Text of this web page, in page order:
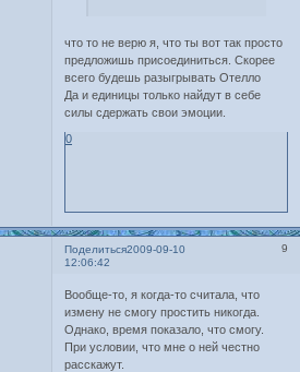
что то не верю я, что ты вот так просто
предложишь присоединиться. Скорее
всего будешь разыгрывать Отелло
Да и единицы только найдут в себе
силы сдержать свои эмоции.
0
Поделиться 9
2009-09-10
12:06:42
Вообще-то, я когда-то считала, что
измену не смогу простить никогда.
Однако, время показало, что смогу.
При условии, что мне о ней честно
расскажут.